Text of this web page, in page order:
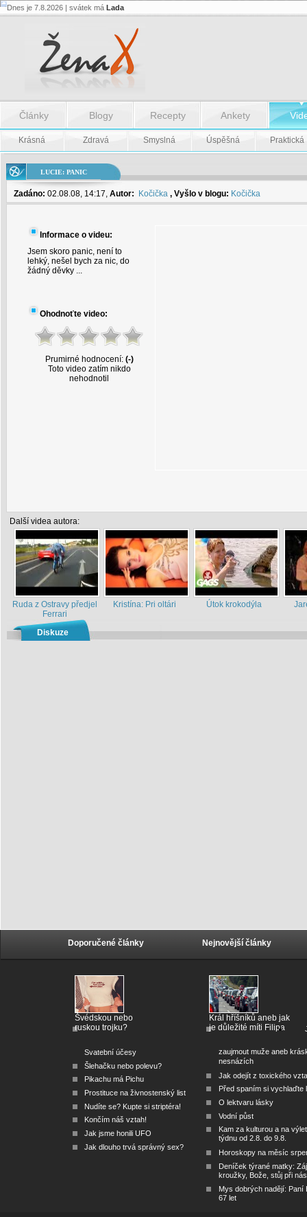
Lucie:
Dnes je 7.8.2026 | svátek má Lada
Články Blogy Recepty Ankety
Krásná Zdravá Smyslná Úspěšná Praktická
LUCIE: PANIC
Zadáno: 02.08.08, 14:17, Autor: Kočička , Vyšlo v blogu: Kočička
Informace o videu:
Jsem skoro panic, není to
lehký, nešel bych za nic, do
žádný děvky ...
Ohodnoťte video:
Prumirné hodnocení: (-)
Toto video zatím nikdo
nehodnotil
Další videa autora:
Ruda z Ostravy předjel
Ferrari
Kristína: Pri oltári Útok krokodýla
Diskuze
Doporučené články
Švédskou nebo
ruskou trojku?
Svatební účesy
Šlehačku nebo polevu?
Pikachu má Pichu
Prostituce na živnostenský list
Nudíte se? Kupte si striptéra!
Končím náš vztah!
Jak jsme honili UFO
Jak dlouho trvá správný sex?
Nejnovější články
Král hříšníků aneb jak
je důležité míti Filipa
zaujmout muže aneb
nesnázích
Jak odejít z toxického
Před spaním si vychlaďte
O lektvaru lásky
Vodní půst
Kam za kulturou a na
týdnu od 2.8. do 9.8.
Horoskopy na měsíc
Deníček týrané matky:
kroužky, Bože, stůj při nás
Mys dobrých nadějí: Paní
67 let